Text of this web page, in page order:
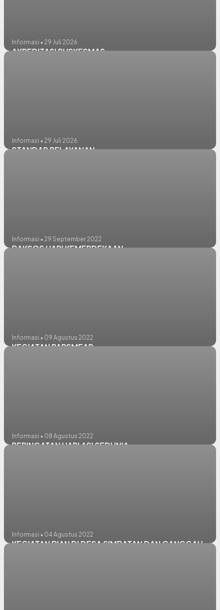
Informasi • 29 Juli 2026
AKREDITASI PUSKESMAS
Informasi • 29 Juli 2026
STANDAR PELAYANAN
Informasi • 29 September 2022
BAKSOS HARI KEMERDEKAAN
Informasi • 09 Agustus 2022
KEGIATAN PAPSMEAR
Informasi • 08 Agustus 2022
PERINGATAN HARI ASI SEDUNIA
Informasi • 04 Agustus 2022
KEGIATAN BIAN DI DESA SIMBATAN DAN CANGGAH